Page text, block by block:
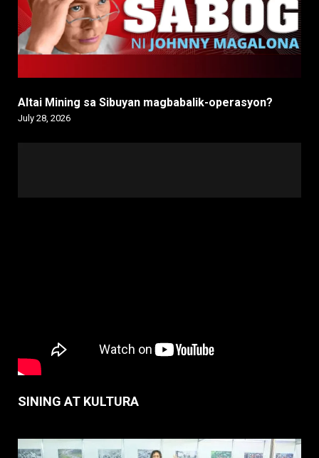
Altai Mining sa Sibuyan magbabalik-operasyon?
July 28, 2026
SINING AT KULTURA